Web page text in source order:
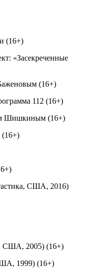
(16+)
«Засекреченные
(16+)
112 (16+)
Шишкиным (16+)
(16+)
США, 2016)
США, 2005) (16+)
1999) (16+)